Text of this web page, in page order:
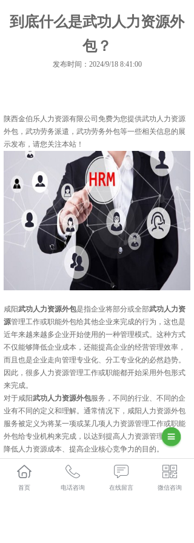
到底什么是武功人力资源外
包？
发布时间：2024/9/18 8:41:00
陕西金伯乐人力资源有限公司免费为您提供武功人力资源
外包 ，武功劳务派遣，武功劳务外包等一些相关信息的展
示发布，请您关注本站！
咸阳武功人力资源外包是指企业将部分或全部武功人力资
源管理工作或职能外包给其他企业来完成的行为，这也是
近年来越来越多企业开始使用的一种管理模式。这种方式
不仅能够降低企业成本，还能提高企业的经营管理效率，
而且也是企业走向管理专业化、分工专业化的必然趋势。
因此，很多人力资源管理工作或职能都开始采用外包形式
来完成。
对于咸阳武功人力资源外包服务，不同的行业、不同的企
业有不同的定义和理解。通常情况下，咸阳人力资源外包
服务被定义为将某一项或某几项人力资源管理工作或职能
外包给专业机构来完成，以达到提高人力资源管理效率、
降低人力资源成本、提高企业核心竞争力的目的。
劳务外包哪家好？陕西金伯乐人力资源有限公司主要提供
武功人力资源外包,武功劳务派遣,武功劳务外包,武功社保
首页 电话咨询 在线留言 微信咨询